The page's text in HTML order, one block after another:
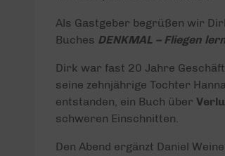
Als Gastgeber begrüßen wir
Buches DENKMAL – Fliegen
Dirk war fast 20 Jahre
seine zehnjährige Tochter
entstanden, ein Buch über
schweren Einschnitten.
Den Abend ergänzt Daniel